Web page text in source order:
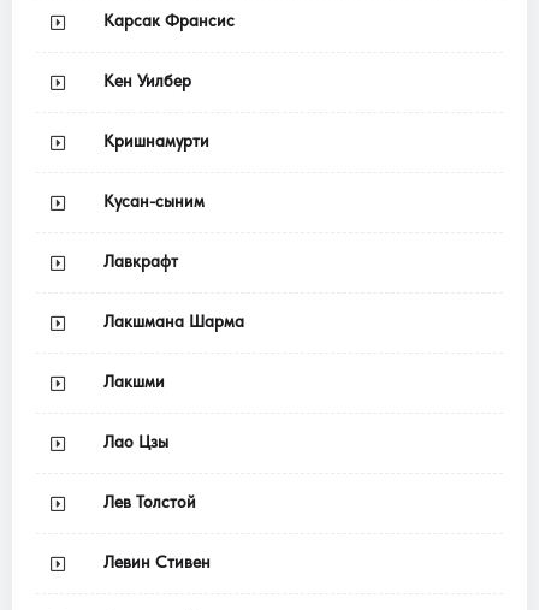
Карсак Франсис
Кен Уилбер
Кришнамурти
Кусан-сыним
Лавкрафт
Лакшмана Шарма
Лакшми
Лао Цзы
Лев Толстой
Левин Стивен